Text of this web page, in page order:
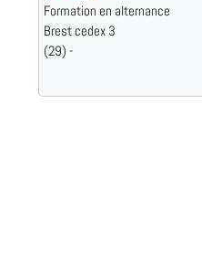
Formation en alternance
Brest cedex 3
(29) -